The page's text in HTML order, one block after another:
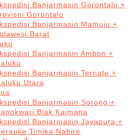
Banjarmasin Gorontalo +
Gorontalo
Banjarmasin Mamuju +
Barat
Banjarmasin Ambon +
Banjarmasin Ternate +
Utara
Banjarmasin Sorong +
Biak Kaimana
Banjarmasin Jayapura +
Timika Nabire